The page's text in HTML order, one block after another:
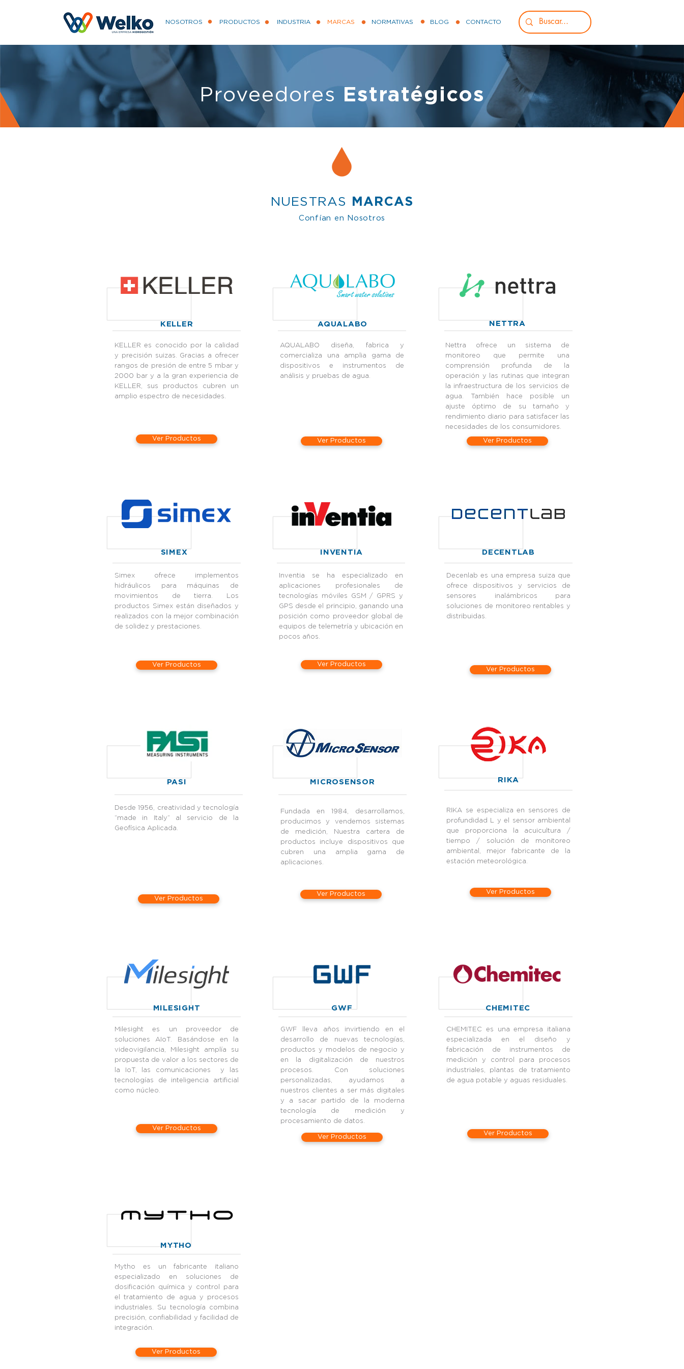
NOSOTROS PRODUCTOS INDUSTRIA MARCAS NORMATIVAS BLOG CONTACTO
Proveedores Estratégicos
NUESTRAS MARCAS
Confían en Nosotros
Ver Productos
KELLER es conocido por la calidad
y precisión suizas. Gracias a ofrecer
rangos de presión de entre 5 mbar y
2000 bar y a la gran experiencia de
KELLER, sus productos cubren un
amplio espectro de necesidades.
KELLER AQUALABO
AQUALABO diseña, fabrica y
comercializa una amplia gama de
dispositivos e instrumentos de
análisis y pruebas de agua.
Ver Productos
Nettra ofrece un sistema de
monitoreo que permite una
comprensión profunda de la
operación y las rutinas que integran
la infraestructura de los servicios de
agua. También hace posible un
ajuste óptimo de su tamaño y
rendimiento diario para satisfacer las
necesidades de los consumidores.
NETTRA
Ver Productos
SIMEX
Simex ofrece implementos
hidráulicos para máquinas de
movimientos de tierra. Los
productos Simex están diseñados y
realizados con la mejor combinación
de solidez y prestaciones.
Ver Productos
INVENTIA
Inventia se ha especializado en
aplicaciones profesionales de
tecnologías móviles GSM / GPRS y
GPS desde el principio, ganando una
posición como proveedor global de
equipos de telemetría y ubicación en
pocos años.
Ver Productos
Decenlab es una empresa suiza que
ofrece dispositivos y servicios de
sensores inalámbricos para
soluciones de monitoreo rentables y
distribuidas.
DECENTLAB
Ver Productos
Ver Productos
PASI
Desde 1956, creatividad y tecnología
“made in Italy” al servicio de la
Geofísica Aplicada.
MICROSENSOR
Fundada en 1984, desarrollamos,
producimos y vendemos sistemas
de medición, Nuestra cartera de
productos incluye dispositivos que
cubren una amplia gama de
aplicaciones.
Ver Productos
RIKA
RIKA se especializa en sensores de
profundidad L y el sensor ambiental
que proporciona la acuicultura /
tiempo / solución de monitoreo
ambiental, mejor fabricante de la
estación meteorológica.
Ver Productos
MILESIGHT
Milesight es un proveedor de
soluciones AIoT. Basándose en la
videovigilancia, Milesight amplía su
propuesta de valor a los sectores de
la IoT, las comunicaciones y las
tecnologías de inteligencia artificial
como núcleo.
Ver Productos
GWF
GWF lleva años invirtiendo en el
desarrollo de nuevas tecnologías,
productos y modelos de negocio y
en la digitalización de nuestros
procesos. Con soluciones
personalizadas, ayudamos a
nuestros clientes a ser más digitales
y a sacar partido de la moderna
tecnología de medición y
procesamiento de datos.
Ver Productos
CHEMITEC
CHEMITEC es una empresa italiana
especializada en el diseño y
fabricación de instrumentos de
medición y control para procesos
industriales, plantas de tratamiento
de agua potable y aguas residuales.
Ver Productos
MYTHO
Mytho es un fabricante italiano
especializado en soluciones de
dosificación química y control para
el tratamiento de agua y procesos
industriales. Su tecnología combina
precisión, confiabilidad y facilidad de
integración.
Ver Productos